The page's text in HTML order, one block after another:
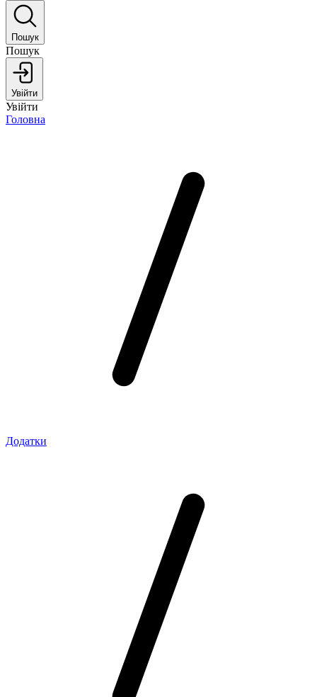
Пошук
Пошук
Увійти
Увійти
Головна
Додатки